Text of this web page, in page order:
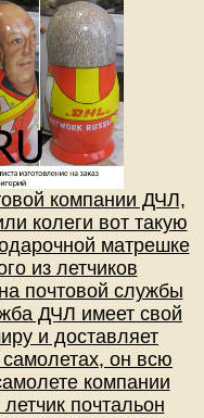
компании ДЧЛ,
колеги вот такую
матрешке
из летчиков
почтовой службы
ДЧЛ имеет свой
и доставляет
он всю
компании
почтальон